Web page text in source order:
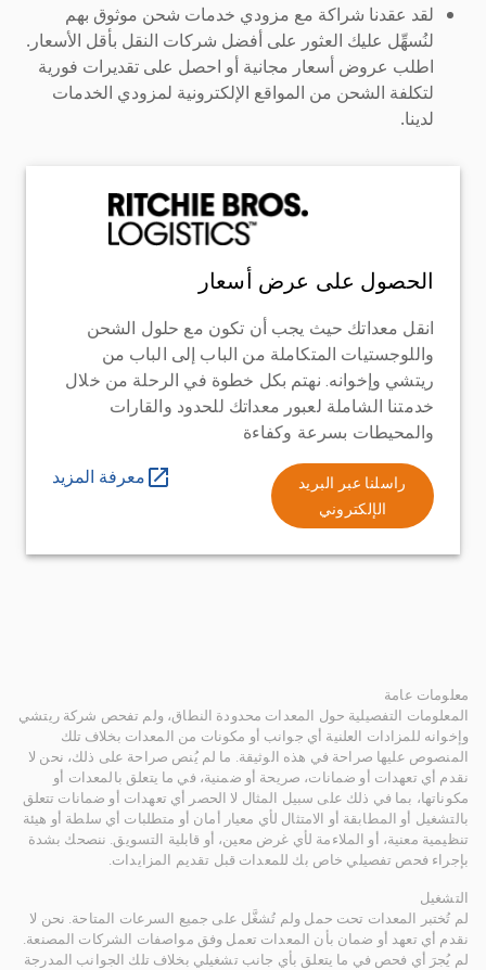
لقد عقدنا شراكة مع مزودي خدمات شحن موثوق بهم
لنُسهِّل عليك العثور على أفضل شركات النقل بأقل الأسعار.
اطلب عروض أسعار مجانية أو احصل على تقديرات فورية
لتكلفة الشحن من المواقع الإلكترونية لمزودي الخدمات
لدينا.
الحصول على عرض أسعار
انقل معداتك حيث يجب أن تكون مع حلول الشحن
واللوجستيات المتكاملة من الباب إلى الباب من
ريتشي وإخوانه. نهتم بكل خطوة في الرحلة من خلال
خدمتنا الشاملة لعبور معداتك للحدود والقارات
والمحيطات بسرعة وكفاءة
راسلنا عبر البريد
الإلكتروني
معرفة المزيد
معلومات عامة
المعلومات التفصيلية حول المعدات محدودة النطاق، ولم تفحص شركة ريتشي
وإخوانه للمزادات العلنية أي جوانب أو مكونات من المعدات بخلاف تلك
المنصوص عليها صراحة في هذه الوثيقة. ما لم يُنص صراحة على ذلك، نحن لا
نقدم أي تعهدات أو ضمانات، صريحة أو ضمنية، في ما يتعلق بالمعدات أو
مكوناتها، بما في ذلك على سبيل المثال لا الحصر أي تعهدات أو ضمانات تتعلق
بالتشغيل أو المطابقة أو الامتثال لأي معيار أمان أو متطلبات أي سلطة أو هيئة
تنظيمية معنية، أو الملاءمة لأي غرض معين، أو قابلية التسويق. ننصحك بشدة
بإجراء فحص تفصيلي خاص بك للمعدات قبل تقديم المزايدات.
التشغيل
لم تُختبر المعدات تحت حمل ولم تُشغَّل على جميع السرعات المتاحة. نحن لا
نقدم أي تعهد أو ضمان بأن المعدات تعمل وفق مواصفات الشركات المصنعة.
لم يُجرَ أي فحص في ما يتعلق بأي جانب تشغيلي بخلاف تلك الجوانب المدرجة